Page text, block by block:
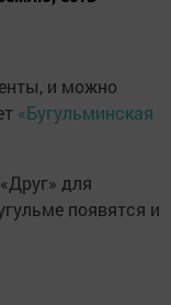
и можно
«Бугульминская
для
появятся и